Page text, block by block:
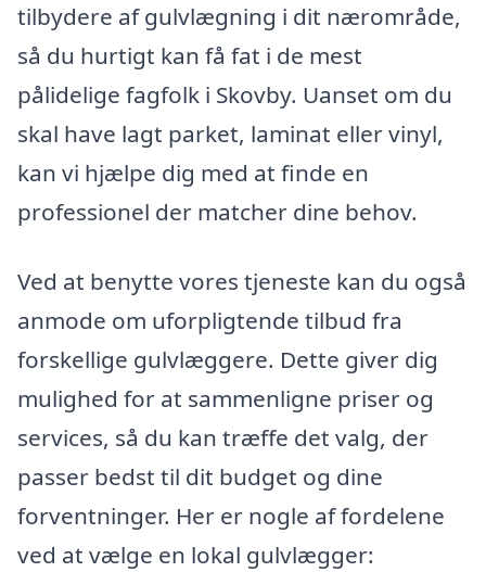
tilbydere af gulvlægning i dit nærområde,
så du hurtigt kan få fat i de mest
pålidelige fagfolk i Skovby. Uanset om du
skal have lagt parket, laminat eller vinyl,
kan vi hjælpe dig med at finde en
professionel der matcher dine behov.
Ved at benytte vores tjeneste kan du også
anmode om uforpligtende tilbud fra
forskellige gulvlæggere. Dette giver dig
mulighed for at sammenligne priser og
services, så du kan træffe det valg, der
passer bedst til dit budget og dine
forventninger. Her er nogle af fordelene
ved at vælge en lokal gulvlægger: